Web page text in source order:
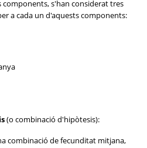
components, s'han considerat tres
a cada un d'aquests components:
(o combinació d'hipòtesis):
combinació de fecunditat mitjana,